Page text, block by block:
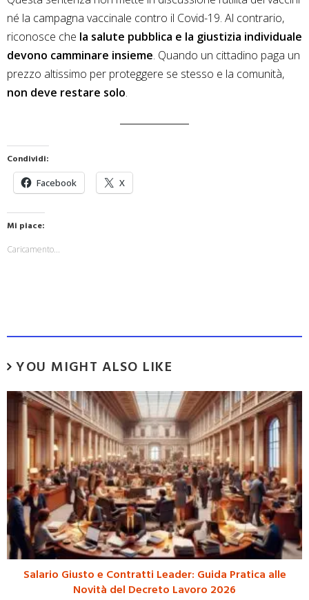
né la campagna vaccinale contro il Covid-19. Al contrario,
riconosce che la salute pubblica e la giustizia individuale
devono camminare insieme. Quando un cittadino paga un
prezzo altissimo per proteggere se stesso e la comunità,
non deve restare solo.
Condividi:
Facebook X
Mi piace:
Caricamento...
YOU MIGHT ALSO LIKE
Salario Giusto e Contratti Leader: Guida Pratica alle
Novità del Decreto Lavoro 2026